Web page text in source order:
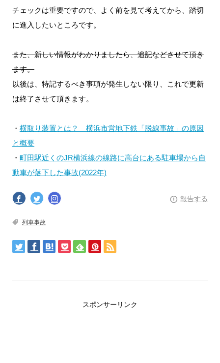
チェックは重要ですので、よく前を見て考えてから、踏切
に進入したいところです。
また、新しい情報がわかりましたら、追記などさせて頂き
ます。
以後は、特記するべき事項が発生しない限り、これで更新
は終了させて頂きます。
・ 横取り装置とは？ 横浜市営地下鉄「脱線事故」の原因
と概要
・ 町田駅近くのJR横浜線の線路に高台にある駐車場から自
動車が落下した事故(2022年)
報告する
列車事故
スポンサーリンク